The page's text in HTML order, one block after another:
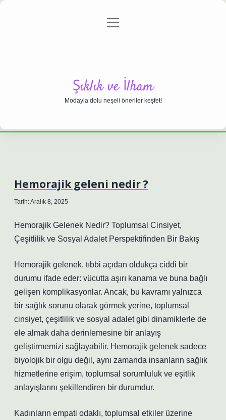
Gizlilik Politikası
menüyü
Şıklık ve İlham
Modayla dolu neşeli öneriler keşfet!
Hemorajik geleni nedir ?
Tarih: Aralık 8, 2025
Hemorajik Gelenek Nedir? Toplumsal Cinsiyet,
Çeşitlilik ve Sosyal Adalet Perspektifinden Bir Bakış
Hemorajik gelenek, tıbbi açıdan oldukça ciddi bir
durumu ifade eder: vücutta aşırı kanama ve buna bağlı
gelişen komplikasyonlar. Ancak, bu kavramı yalnızca
bir sağlık sorunu olarak görmek yerine, toplumsal
cinsiyet, çeşitlilik ve sosyal adalet gibi dinamiklerle de
ele almak daha derinlemesine bir anlayış
geliştirmemizi sağlayabilir. Hemorajik gelenek sadece
biyolojik bir olgu değil, aynı zamanda insanların sağlık
hizmetlerine erişim, toplumsal sorumluluk ve eşitlik
anlayışlarını şekillendiren bir durumdur.
Kadınların empati odaklı, toplumsal etkiler üzerine